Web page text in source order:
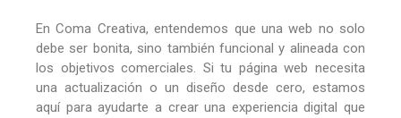
En Coma Creativa, entendemos que una web no solo
debe ser bonita, sino también funcional y alineada con
los objetivos comerciales. Si tu página web necesita
una actualización o un diseño desde cero, estamos
aquí para ayudarte a crear una experiencia digital que